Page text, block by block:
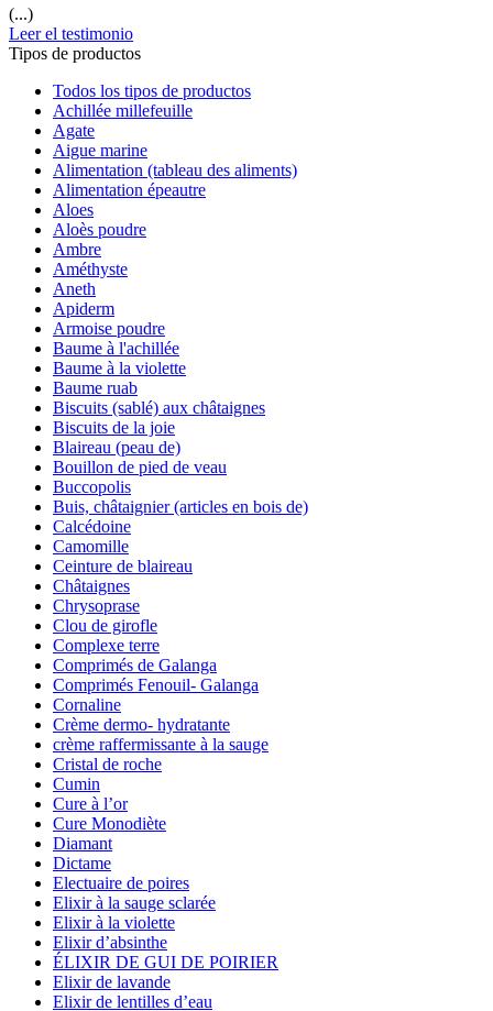
(...)
Leer el testimonio
Tipos de productos
Todos los tipos de productos
Achillée millefeuille
Agate
Aigue marine
Alimentation (tableau des aliments)
Alimentation épeautre
Aloes
Aloès poudre
Ambre
Améthyste
Aneth
Apiderm
Armoise poudre
Baume à l'achillée
Baume à la violette
Baume ruab
Biscuits (sablé) aux châtaignes
Biscuits de la joie
Blaireau (peau de)
Bouillon de pied de veau
Buccopolis
Buis, châtaignier (articles en bois de)
Calcédoine
Camomille
Ceinture de blaireau
Châtaignes
Chrysoprase
Clou de girofle
Complexe terre
Comprimés de Galanga
Comprimés Fenouil- Galanga
Cornaline
Crème dermo- hydratante
crème raffermissante à la sauge
Cristal de roche
Cumin
Cure à l’or
Cure Monodiète
Diamant
Dictame
Electuaire de poires
Elixir à la sauge sclarée
Elixir à la violette
Elixir d’absinthe
ÉLIXIR DE GUI DE POIRIER
Elixir de lavande
Elixir de lentilles d’eau